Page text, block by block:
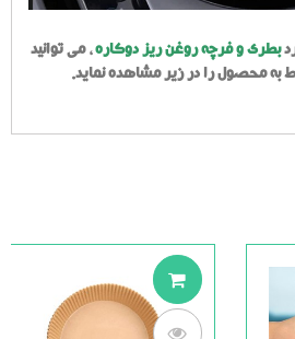
بطری و فرچه روغن ریز دوکاره، می توانید
به محصول را در زیر مشاهده نماید.